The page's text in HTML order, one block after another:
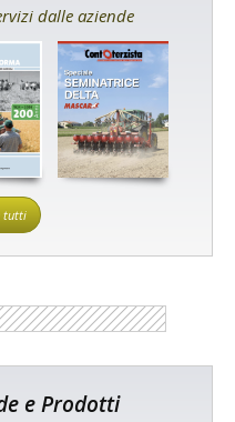
dalle aziende
tutti
e Prodotti